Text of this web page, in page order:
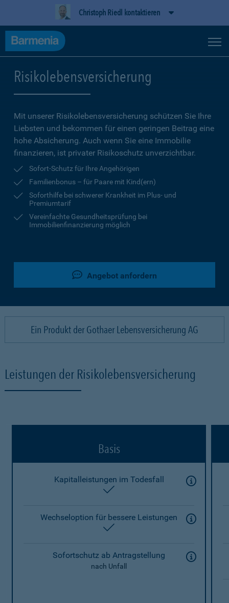
Christoph Riedl kontaktieren
Risikolebensversicherung
Mit unserer Risikolebensversicherung schützen Sie Ihre
Liebsten und bekommen für einen geringen Beitrag eine
hohe Ab­sicherung. Auch wenn Sie eine Immobilie
finanzieren, ist privater Risikoschutz unverzichtbar.
Sofort-Schutz für Ihre Angehörigen
Familienbonus – für Paare mit Kind(ern)
Soforthilfe bei schwerer Krankheit im Plus- und
Premiumtarif
Vereinfachte Gesundheitsprüfung bei
Immobilienfinanzierung möglich
Angebot anfordern
Ein Produkt der Gothaer Lebensversicherung AG
Leistungen der Risikolebensversicherung
Basis
Kapitalleistungen im Todesfall
Wechseloption für bessere Leistungen
Sofortschutz ab Antragstellung
nach Unfall